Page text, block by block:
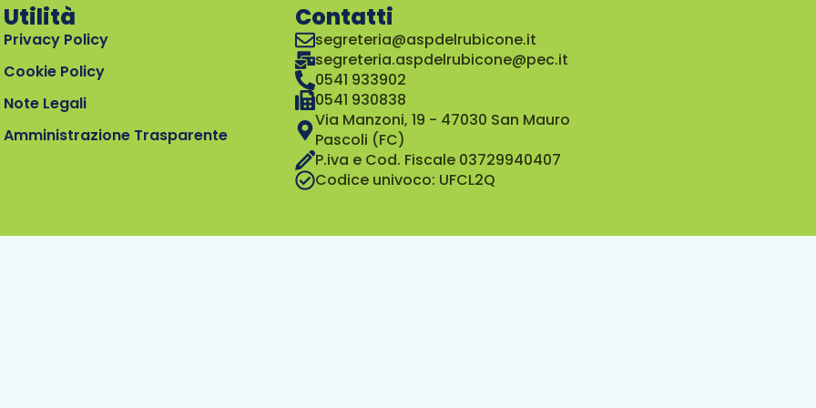
Utilità
Privacy Policy
Cookie Policy
Note Legali
Amministrazione Trasparente
Contatti
segreteria@aspdelrubicone.it
segreteria.aspdelrubicone@pec.it
0541 933902
0541 930838
Via Manzoni, 19 - 47030 San Mauro
Pascoli (FC)
P.iva e Cod. Fiscale 03729940407
Codice univoco: UFCL2Q